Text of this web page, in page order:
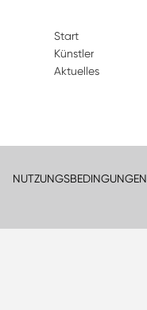
Start
Künstler
Aktuelles
NUTZUNGSBEDINGUNGEN